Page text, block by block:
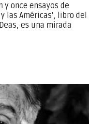
y once ensayos de
las Américas', libro del
es una mirada